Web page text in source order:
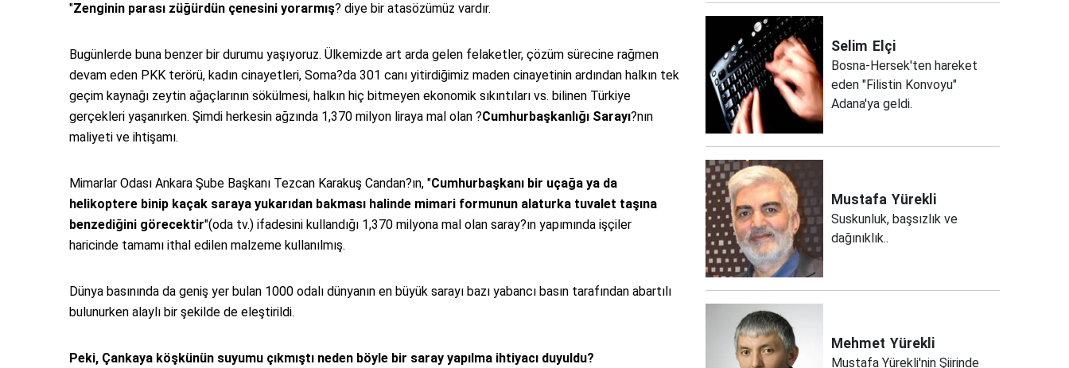
"Zenginin parası züğürdün çenesini yorarmış? diye bir atasözümüz vardır.
Bugünlerde buna benzer bir durumu yaşıyoruz. Ülkemizde art arda gelen felaketler, çözüm sürecine rağmen
devam eden PKK terörü, kadın cinayetleri, Soma?da 301 canı yitirdiğimiz maden cinayetinin ardından halkın tek
geçim kaynağı zeytin ağaçlarının sökülmesi, halkın hiç bitmeyen ekonomik sıkıntıları vs. bilinen Türkiye
gerçekleri yaşanırken. Şimdi herkesin ağzında 1,370 milyon liraya mal olan ?Cumhurbaşkanlığı Sarayı?nın
maliyeti ve ihtişamı.
Mimarlar Odası Ankara Şube Başkanı Tezcan Karakuş Candan?ın, "Cumhurbaşkanı bir uçağa ya da
helikoptere binip kaçak saraya yukarıdan bakması halinde mimari formunun alaturka tuvalet taşına
benzediğini görecektir"(oda tv.) ifadesini kullandığı 1,370 milyona mal olan saray?ın yapımında işçiler
haricinde tamamı ithal edilen malzeme kullanılmış.
Dünya basınında da geniş yer bulan 1000 odalı dünyanın en büyük sarayı bazı yabancı basın tarafından abartılı
bulunurken alaylı bir şekilde de eleştirildi.
Peki, Çankaya köşkünün suyumu çıkmıştı neden böyle bir saray yapılma ihtiyacı duyuldu?
Selim Elçi
Bosna-Hersek'ten hareket
eden "Filistin Konvoyu"
Adana'ya geldi.
Mustafa Yürekli
Suskunluk, başsızlık ve
dağınıklık..
Mehmet Yürekli
Mustafa Yürekli'nin Şiirinde